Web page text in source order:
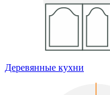
Деревянные кухни